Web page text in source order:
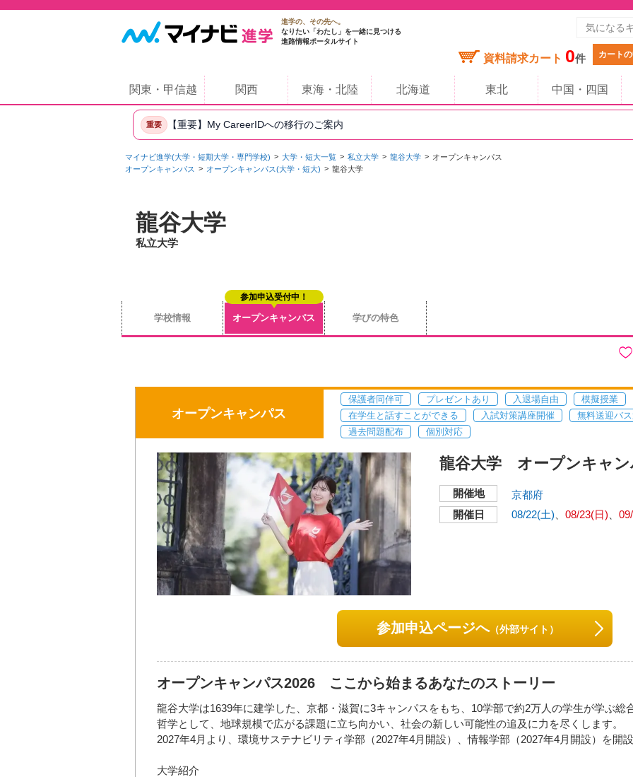
進学の、その先へ。
なりたい「わたし」を一緒に見つける
進路情報ポータルサイト
資料請求カート 0件 カート
関東・甲信越 関西 東海・北陸 北海道 東北 中国・四国
重要 【重要】My CareerIDへの移行のご案内
マイナビ進学(大学・短期大学・専門学校) 大学・短大一覧 私立大学 龍谷大学
オープンキャンパス
オープンキャンパス
オープンキャンパス(大学・短大) 龍谷大学
龍谷大学
私立大学
学校情報 オープンキャンパス
参加申込受付中！
学びの特色
オープンキャンパス
保護者同伴可 プレゼントあり 入退場自由
模擬授業
在学生と話すことができる
入試対策講座開催
無料送迎バ
過去問題配布
個別対応
龍谷大学 オープンキャン
開催地
京都府
開催日
08/22(土) 08/23(日)
参加申込ページへ（外部サイト）
オープンキャンパス2026 ここから始まるあなたのストーリー
龍谷大学は1639年に建学した、京都・滋賀に3キャンパスをもち、10学部で約2万人の学生が学ぶ総
哲学として、地球規模で広がる課題に立ち向かい、社会の新しい可能性の追及に力を尽くします。
2027年4月より、環境サステナビリティ学部（2027年4月開設）、情報学部（2027年4月開設）を開
大学紹介